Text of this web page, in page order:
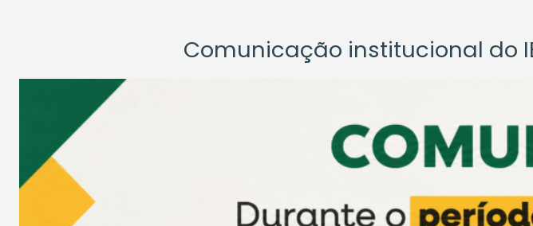
Comunicação institucional do